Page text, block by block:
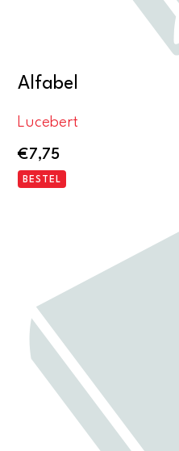
Alfabel
Lucebert
€7,75
BESTEL